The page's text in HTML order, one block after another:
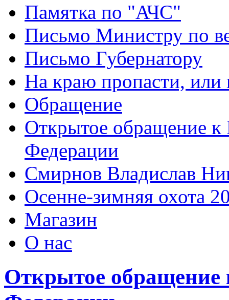
Памятка по "АЧС"
Письмо Министру по
Письмо Губернатору
На краю пропасти, или
Обращение
Открытое обращение к
Федерации
Смирнов Владислав
Осенне-зимняя охота
Магазин
О нас
Открытое обращение